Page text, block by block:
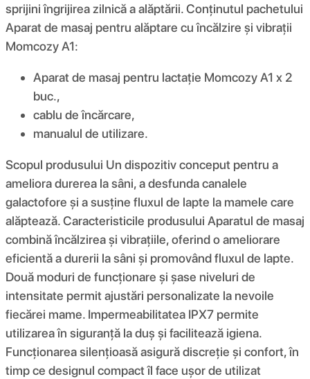
sprijini îngrijirea zilnică a alăptării. Conținutul pachetului
Aparat de masaj pentru alăptare cu încălzire și vibrații
Momcozy A1:
Aparat de masaj pentru lactație Momcozy A1 x 2
buc.,
cablu de încărcare,
manualul de utilizare.
Scopul produsului Un dispozitiv conceput pentru a
ameliora durerea la sâni, a desfunda canalele
galactofore și a susține fluxul de lapte la mamele care
alăptează. Caracteristicile produsului Aparatul de masaj
combină încălzirea și vibrațiile, oferind o ameliorare
eficientă a durerii la sâni și promovând fluxul de lapte.
Două moduri de funcționare și șase niveluri de
intensitate permit ajustări personalizate la nevoile
fiecărei mame. Impermeabilitatea IPX7 permite
utilizarea în siguranță la duș și facilitează igiena.
Funcționarea silențioasă asigură discreție și confort, în
timp ce designul compact îl face ușor de utilizat